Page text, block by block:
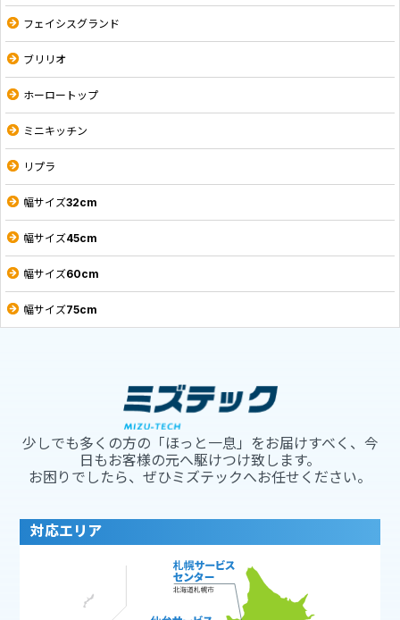
フェイシスグランド
ブリリオ
ホーロートップ
ミニキッチン
リプラ
幅サイズ32cm
幅サイズ45cm
幅サイズ60cm
幅サイズ75cm
少しでも多くの方の「ほっと一息」をお届けすべく、今
日もお客様の元へ駆けつけ致します。
お困りでしたら、ぜひミズテックへお任せください。
対応エリア